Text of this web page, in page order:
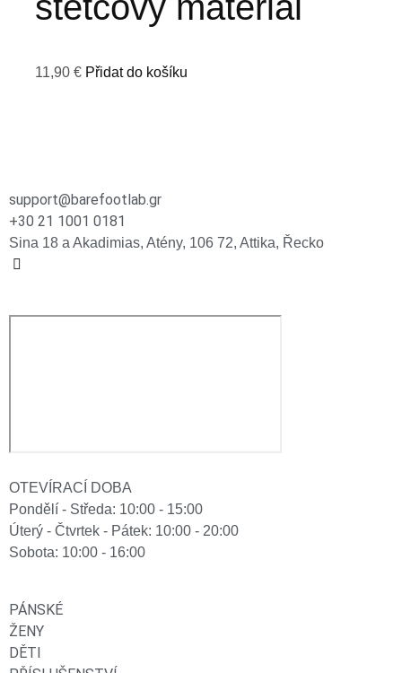
11,90 € Přidat do košíku
support@barefootlab.gr
+30 21 1001 0181
Sina 18 a Akadimias, Atény, 106 72, Attika, Řecko
OTEVÍRACÍ DOBA
Pondělí - Středa: 10:00 - 15:00
Úterý - Čtvrtek - Pátek: 10:00 - 20:00
Sobota: 10:00 - 16:00
PÁNSKÉ
ŽENY
DĚTI